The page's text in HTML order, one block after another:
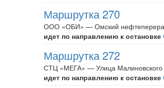
Маршрутка 270
ООО «ОБИ» — Омский
идет по направлению к остановке
Маршрутка 272
СТЦ «МЕГА» — Улица Малиновского
идет по направлению к остановке